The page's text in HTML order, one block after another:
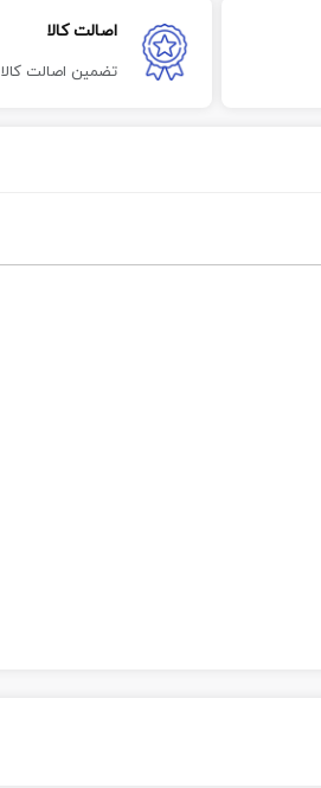
اصالت کالا
تضمین اصالت کالا